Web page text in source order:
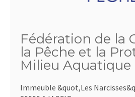
Fédération de la
la Pêche et la
Milieu Aquatique
Immeuble &quot,Les